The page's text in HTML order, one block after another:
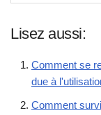
Lisez aussi:
Comment se
due à
Comment